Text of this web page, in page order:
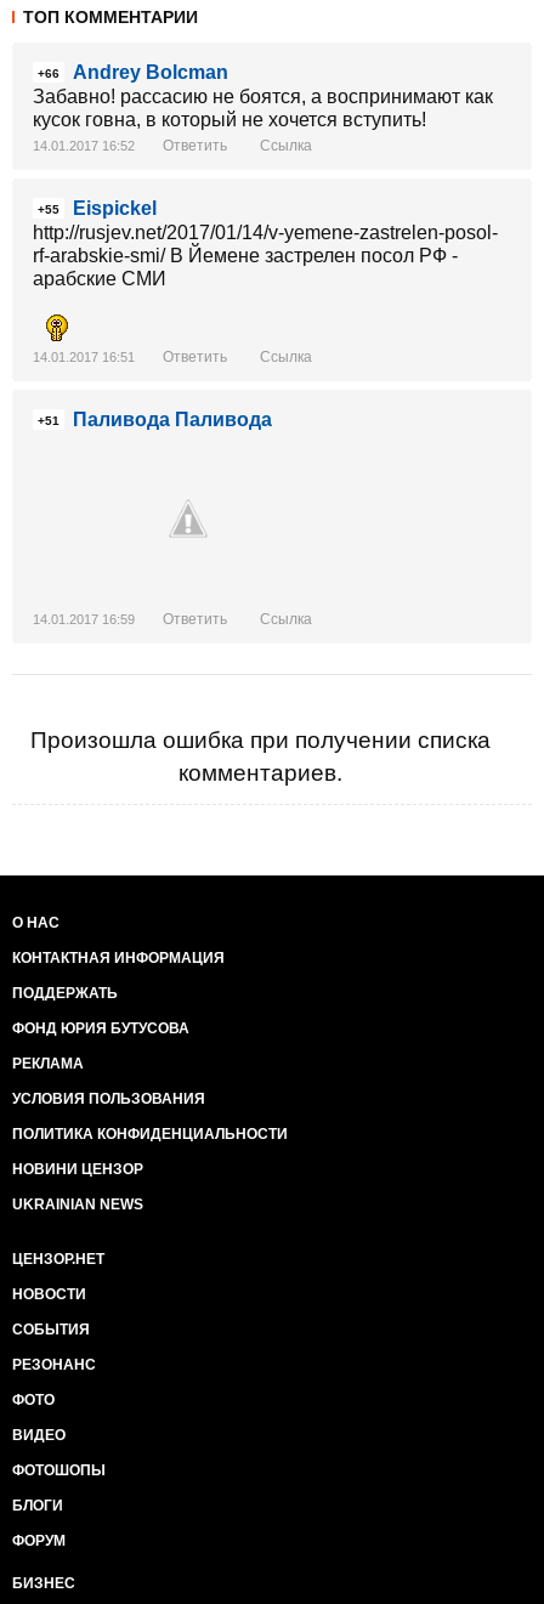
ТОП КОММЕНТАРИИ
+66
Andrey Bolcman
Забавно! рассасию не боятся, а воспринимают как
кусок говна, в который не хочется вступить!
14.01.2017 16:52 Ответить Ссылка
+55
Eispickel
http://rusjev.net/2017/01/14/v-yemene-zastrelen-posol-
rf-arabskie-smi/ В Йемене застрелен посол РФ -
арабские СМИ
14.01.2017 16:51 Ответить Ссылка
+51 Паливода Паливода
14.01.2017 16:59 Ответить Ссылка
Произошла ошибка при получении списка
комментариев.
О НАС
КОНТАКТНАЯ ИНФОРМАЦИЯ
ПОДДЕРЖАТЬ
ФОНД ЮРИЯ БУТУСОВА
РЕКЛАМА
УСЛОВИЯ ПОЛЬЗОВАНИЯ
ПОЛИТИКА КОНФИДЕНЦИАЛЬНОСТИ
НОВИНИ ЦЕНЗОР
UKRAINIAN NEWS
ЦЕНЗОР.НЕТ
НОВОСТИ
СОБЫТИЯ
РЕЗОНАНС
ФОТО
ВИДЕО
ФОТОШОПЫ
БЛОГИ
ФОРУМ
БИЗНЕС